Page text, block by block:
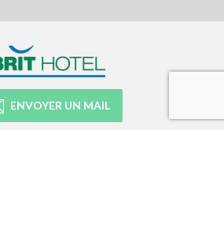
ENVOYER UN MAIL